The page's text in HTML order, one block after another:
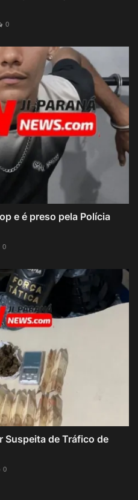
0
e é preso pela Polícia
0
Suspeita de Tráfico de
0